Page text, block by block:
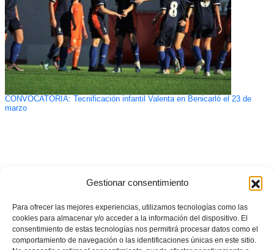
Gestionar consentimiento
Para ofrecer las mejores experiencias, utilizamos tecnologías como las
cookies para almacenar y/o acceder a la información del dispositivo. El
consentimiento de estas tecnologías nos permitirá procesar datos como el
comportamiento de navegación o las identificaciones únicas en este sitio.
CONVOCATORIA: Tecnificación infantil Valenta en Benicarló el 23 de
marzo